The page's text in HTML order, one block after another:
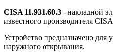
CISA 11.931.60.3 - накладной
известного производителя
Устройство предназначено для
наружного открывания.